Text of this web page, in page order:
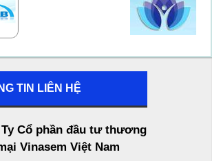
TIN LIÊN HỆ
Cổ phần đầu tư thương
Vinasem Việt Nam